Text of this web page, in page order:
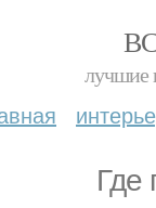
лучшие
Где